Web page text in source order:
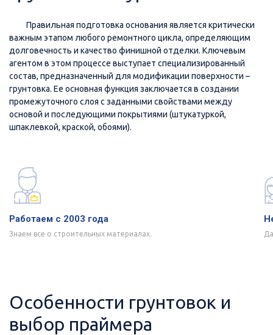
Правильная подготовка основания является критически
важным этапом любого ремонтного цикла, определяющим
долговечность и качество финишной отделки. Ключевым
агентом в этом процессе выступает специализированный
состав, предназначенный для модификации поверхности –
грунтовка. Ее основная функция заключается в создании
промежуточного слоя с заданными свойствами между
основой и последующими покрытиями (штукатуркой,
шпаклевкой, краской, обоями).
Работаем с 2003 года
Знаем все о строительных материалах.
Особенности грунтовок и
выбор праймера